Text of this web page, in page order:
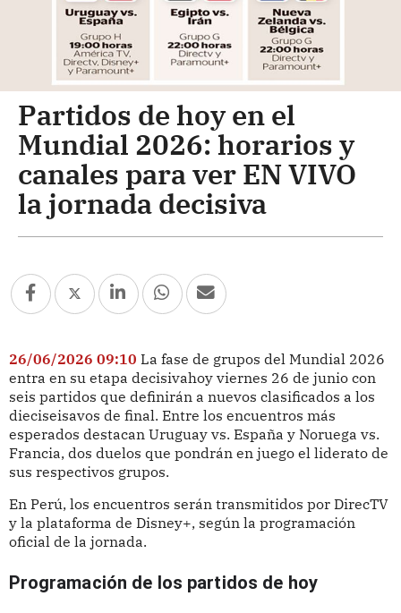
Partidos de hoy en el
Mundial 2026: horarios y
canales para ver EN VIVO
la jornada decisiva
26/06/2026 09:10 La fase de grupos del Mundial 2026
entra en su etapa decisivahoy viernes 26 de junio con
seis partidos que definirán a nuevos clasificados a los
dieciseisavos de final. Entre los encuentros más
esperados destacan Uruguay vs. España y Noruega vs.
Francia, dos duelos que pondrán en juego el liderato de
sus respectivos grupos.
En Perú, los encuentros serán transmitidos por DirecTV
y la plataforma de Disney+, según la programación
oficial de la jornada.
Programación de los partidos de hoy